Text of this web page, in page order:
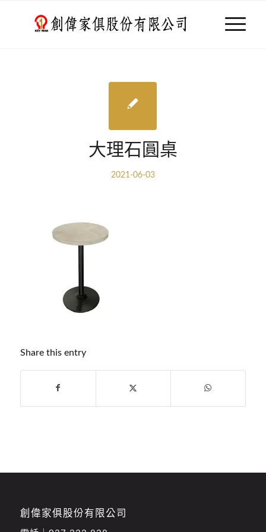
大理石圓桌
2021-06-03
Share this entry
創偉家俱股份有限公司